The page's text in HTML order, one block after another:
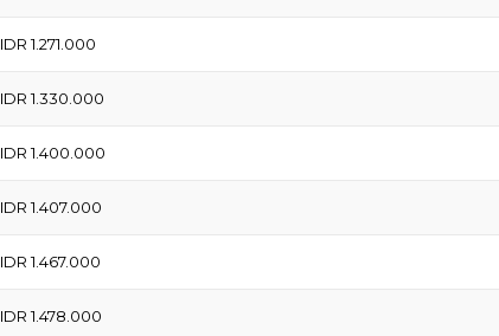
IDR 1.271.000
IDR 1.330.000
IDR 1.400.000
IDR 1.407.000
IDR 1.467.000
IDR 1.478.000